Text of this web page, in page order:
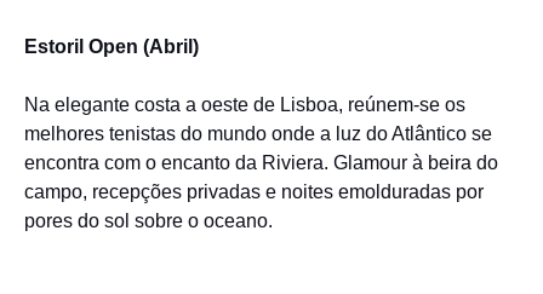
Estoril Open (Abril)
Na elegante costa a oeste de Lisboa, reúnem-se os
melhores tenistas do mundo onde a luz do Atlântico se
encontra com o encanto da Riviera. Glamour à beira do
campo, recepções privadas e noites emolduradas por
pores do sol sobre o oceano.